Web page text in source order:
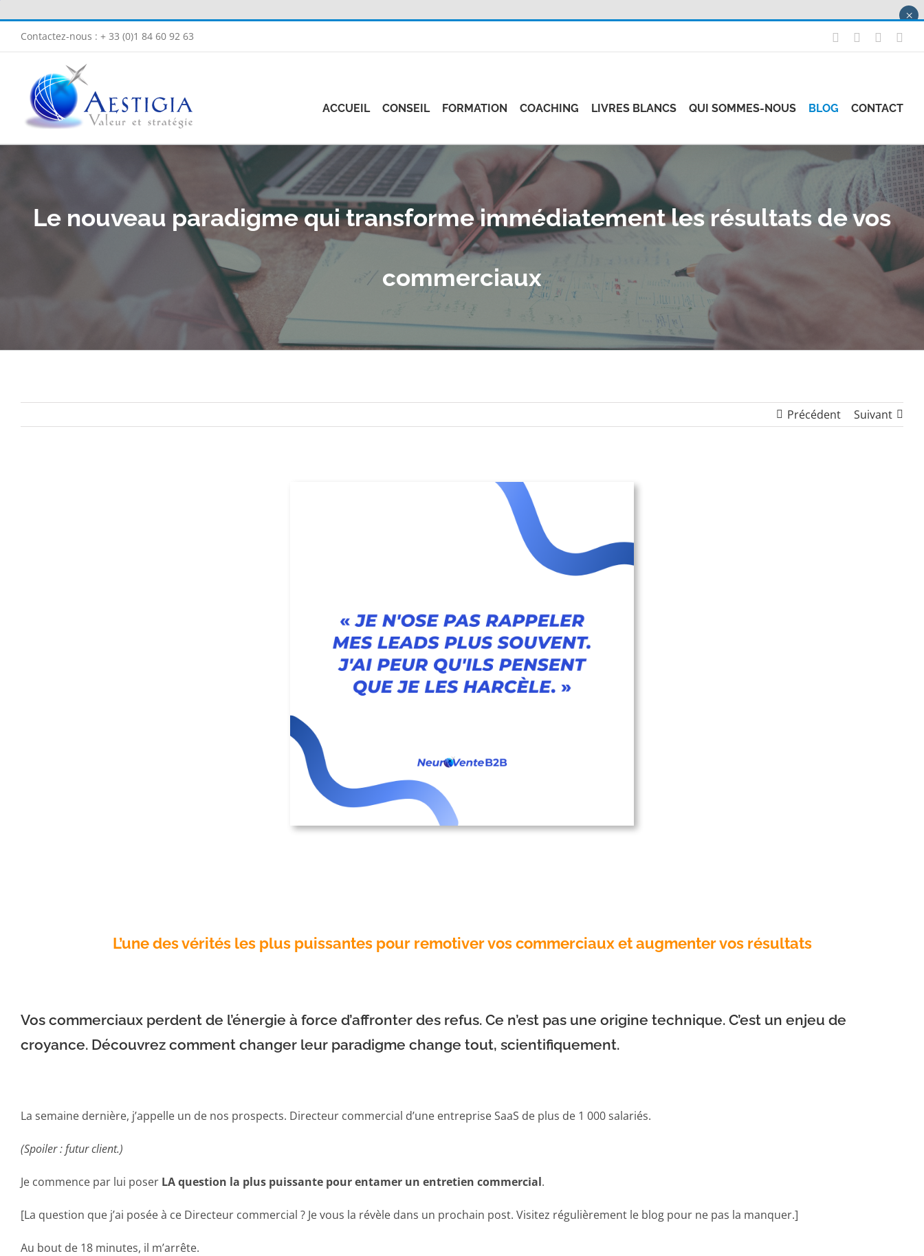
Contactez-nous : + 33 (0)1 84 60 92 63 LinkedIn
ACCUEIL CONSEIL FORMATION COACHING LIVRES BLANCS QUI SOMMES-NOUS BLOG CONTACT
Le nouveau paradigme qui transforme immédiatement les résultats de vos
commerciaux
Précédent Suivant
L’une des vérités les plus puissantes pour remotiver vos commerciaux et augmenter vos résultats
Vos commerciaux perdent de l’énergie à force d’affronter des refus. Ce n’est pas une origine technique. C’est un enjeu de
croyance. Découvrez comment changer leur paradigme change tout, scientifiquement.
La semaine dernière, j’appelle un de nos prospects. Directeur commercial d’une entreprise SaaS de plus de 1 000 salariés.
(Spoiler : futur client.)
Je commence par lui poser LA question la plus puissante pour entamer un entretien commercial.
[La question que j’ai posée à ce Directeur commercial ? Je vous la révèle dans un prochain post. Visitez régulièrement le blog pour ne pas la manquer.]
Au bout de 18 minutes, il m’arrête.
×